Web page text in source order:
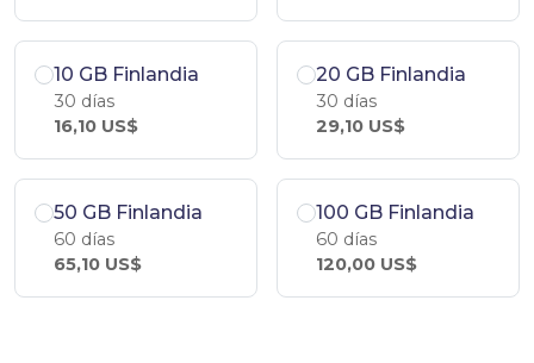
10 GB Finlandia
30 días
16,10 US$
20 GB Finlandia
30 días
29,10 US$
50 GB Finlandia
60 días
65,10 US$
100 GB Finlandia
60 días
120,00 US$